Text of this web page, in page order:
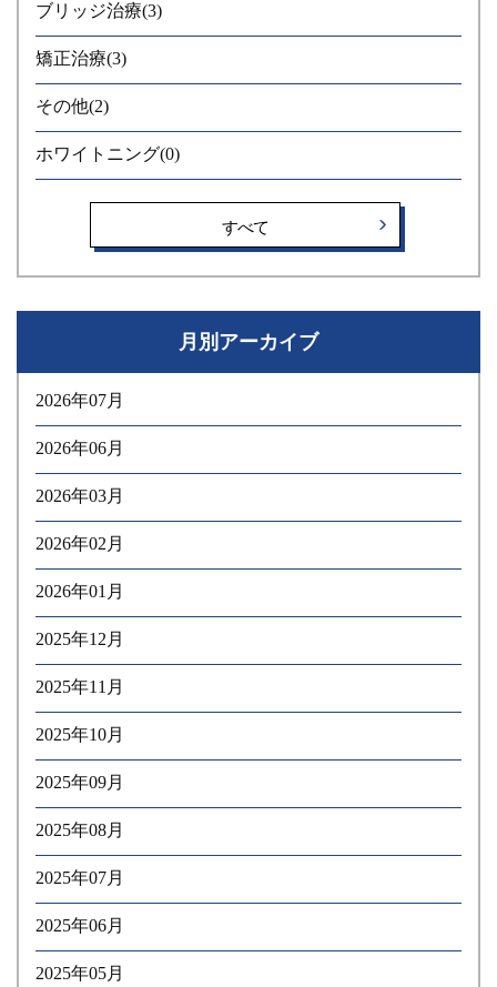
ブリッジ治療(3)
矯正治療(3)
その他(2)
ホワイトニング(0)
すべて
月別アーカイブ
2026年07月
2026年06月
2026年03月
2026年02月
2026年01月
2025年12月
2025年11月
2025年10月
2025年09月
2025年08月
2025年07月
2025年06月
2025年05月